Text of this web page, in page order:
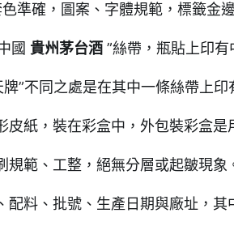
準確，圖案、字體規範，標籤金
國 貴州茅台酒 ”絲帶，瓶貼上印
”不同之處是在其中一條絲帶上印
紙，裝在彩盒中，外包裝彩盒
範、工整，絕無分層或起皺現象
料、批號、生產日期與廠址，其